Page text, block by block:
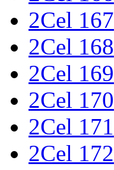
2Cel 167
2Cel 168
2Cel 169
2Cel 170
2Cel 171
2Cel 172